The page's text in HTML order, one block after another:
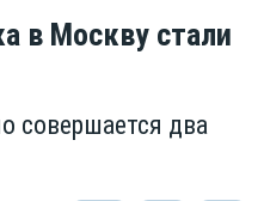
в Москву стали
совершается два